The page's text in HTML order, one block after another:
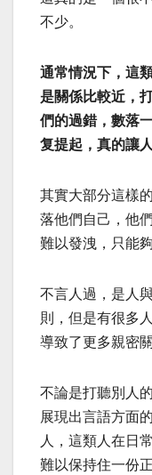
不少。
通常情況下，這
是關係比較近，
們的過錯，數落
复提起，真的讓
其實大部分這樣
落他們自己，他
難以發洩，只能
不言人過，是人
則，但是有很多
導致了更多親密
不論是打聽別人
展現出言語方面
人，這類人在日
難以保持住一份